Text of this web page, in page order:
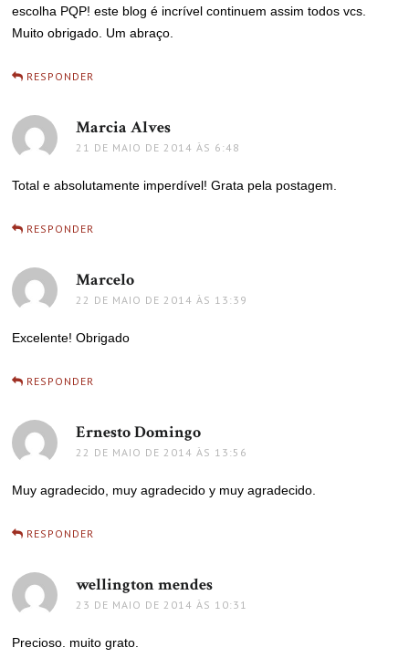
escolha PQP! este blog é incrível continuem assim todos vcs.
Muito obrigado. Um abraço.
RESPONDER
Marcia Alves
21 DE MAIO DE 2014 ÀS 6:48
Total e absolutamente imperdível! Grata pela postagem.
RESPONDER
Marcelo
22 DE MAIO DE 2014 ÀS 13:39
Excelente! Obrigado
RESPONDER
Ernesto Domingo
22 DE MAIO DE 2014 ÀS 13:56
Muy agradecido, muy agradecido y muy agradecido.
RESPONDER
wellington mendes
23 DE MAIO DE 2014 ÀS 10:31
Precioso. muito grato.